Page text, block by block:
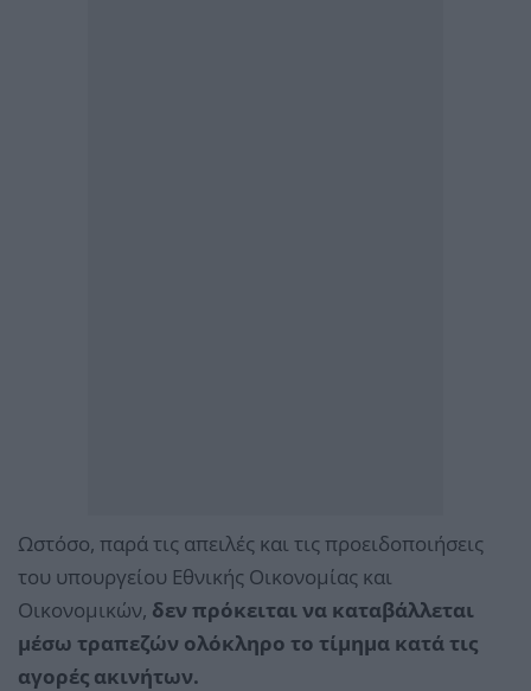
Ωστόσο, παρά τις απειλές και τις προειδοποιήσεις
του υπουργείου Εθνικής Οικονομίας και
Οικονομικών, δεν πρόκειται να καταβάλλεται
μέσω τραπεζών ολόκληρο το τίμημα κατά τις
αγορές ακινήτων.